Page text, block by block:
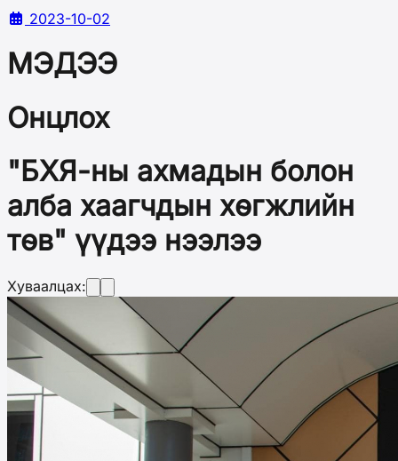
2023-10-02
МЭДЭЭ
Онцлох
"БХЯ-ны ахмадын болон
алба хаагчдын хөгжлийн
төв" үүдээ нээлээ
Хуваалцах: